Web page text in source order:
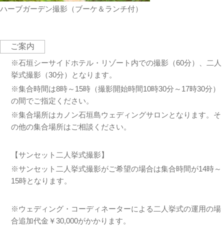
ハーブガーデン撮影（ブーケ＆ランチ付）
ご案内
※石垣シーサイドホテル・リゾート内での撮影（60分）、二人
挙式撮影（30分）となります。
※集合時間は8時～15時（撮影開始時間10時30分～17時30分）
の間でご指定ください。
※集合場所はカノン石垣島ウェディングサロンとなります。そ
の他の集合場所はご相談ください。
【サンセット二人挙式撮影】
※サンセット二人挙式撮影がご希望の場合は集合時間が14時～
15時となります。
※ウェディング・コーディネーターによる二人挙式の運用の場
合追加代金￥30,000がかかります。